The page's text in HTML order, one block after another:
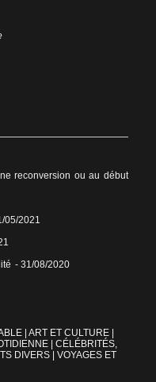
reconversion ou au début
05/2021
- 31/08/2020
ART ET CULTURE
CÉLÉBRITÉS,
DIVERS
VOYAGES ET